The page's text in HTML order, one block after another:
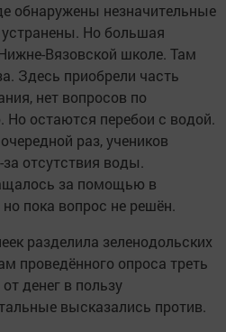
обнаружены незначительные
Но большая
Вязовской школе. Там
Здесь приобрели часть
нет вопросов по
остаются перебои с водой.
раз, учеников
отсутствия воды.
за помощью в
пока вопрос не решён.
разделила зеленодольских
проведённого опроса треть
денег в пользу
высказались против.